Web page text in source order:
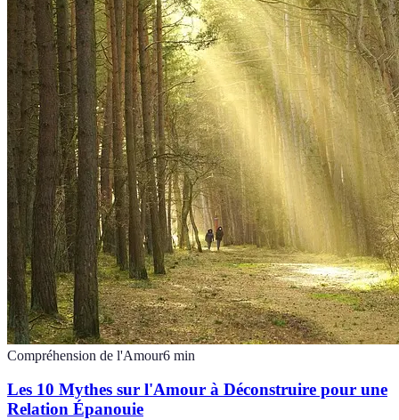
Compréhension de l'Amour6 min
Les 10 Mythes sur l'Amour à Déconstruire pour une
Relation Épanouie